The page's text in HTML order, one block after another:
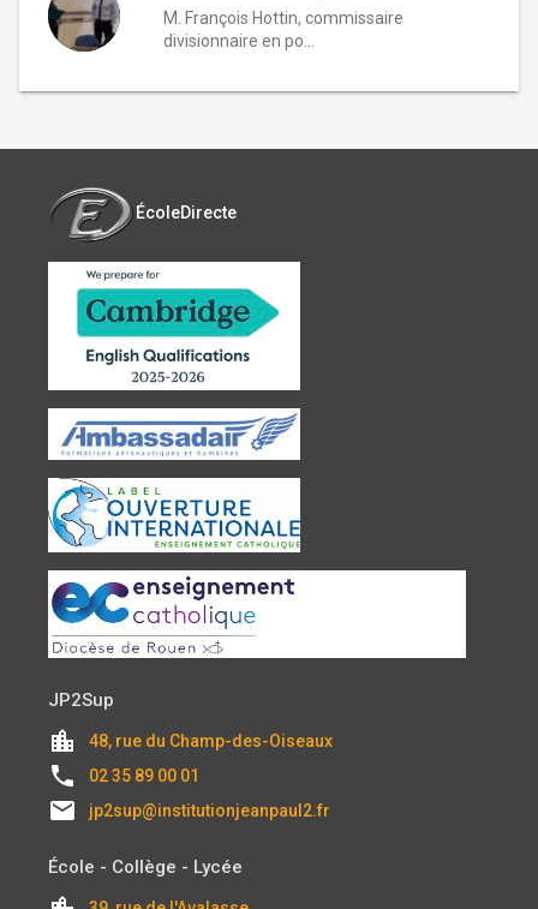
M. François Hottin, commissaire
divisionnaire en po...
ÉcoleDirecte
JP2Sup
location_city 48, rue du Champ-des-Oiseaux
local_phone 02 35 89 00 01
email jp2sup@institutionjeanpaul2.fr
École - Collège - Lycée